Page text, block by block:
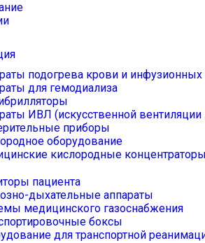
подогрева крови и инфузионных
для гемодиализа
ИВЛ (искусственной вентиляции
приборы
оборудование
кислородные
пациента
дыхательные аппараты
медицинского газоснабжения
боксы
для транспортной